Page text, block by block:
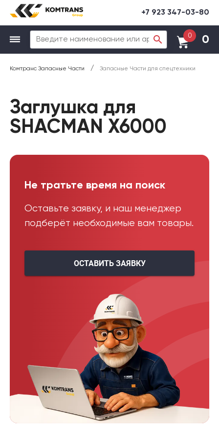
+7 923 347-03-80
0 0
Комтранс Запасные Части / Запасные Части для спецтехники
Заглушка для
SHACMAN X6000
Не тратьте время на поиск
Оставьте заявку, и наш менеджер
подберёт необходимые вам товары.
ОСТАВИТЬ ЗАЯВКУ